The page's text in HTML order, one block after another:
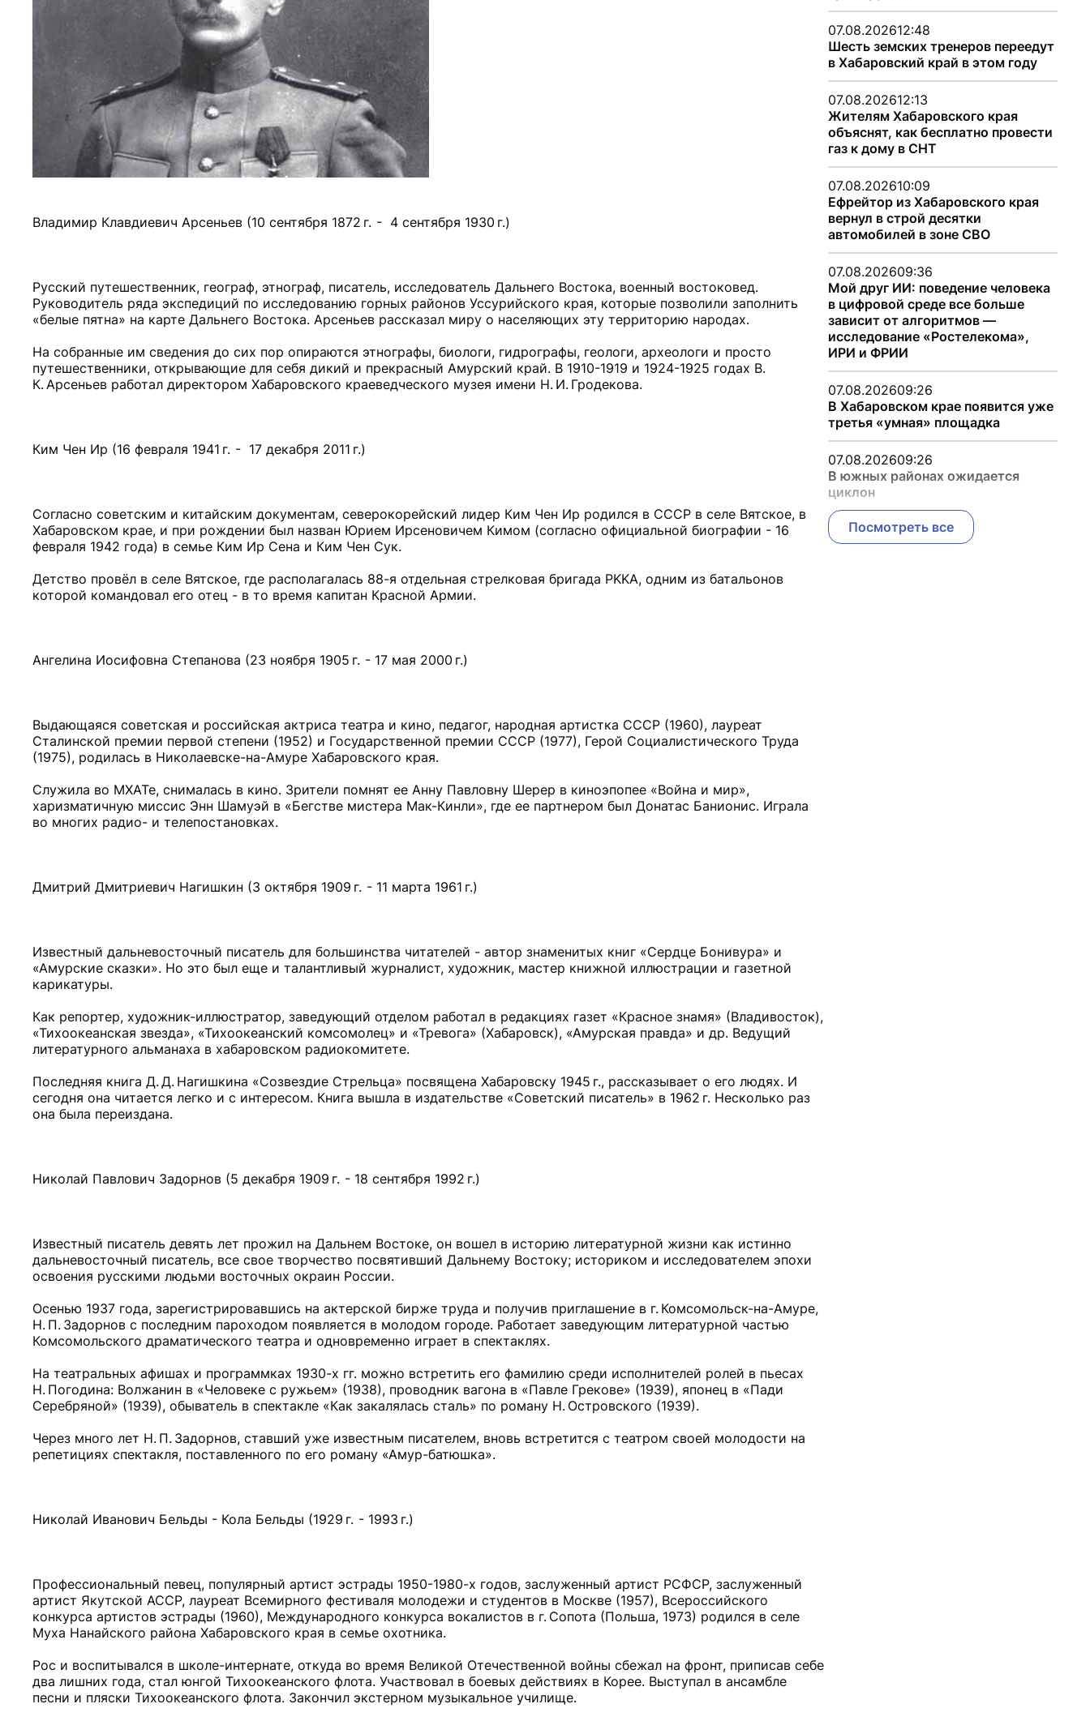
Владимир Клавдиевич Арсеньев (10 сентября 1872 г. - 4 сентября 1930 г.)
Русский путешественник, географ, этнограф, писатель, исследователь Дальнего Востока, военный востоковед.
Руководитель ряда экспедиций по исследованию горных районов Уссурийского края, которые позволили заполнить
«белые пятна» на карте Дальнего Востока. Арсеньев рассказал миру о населяющих эту территорию народах.
На собранные им сведения до сих пор опираются этнографы, биологи, гидрографы, геологи, археологи и просто
путешественники, открывающие для себя дикий и прекрасный Амурский край. В 1910-1919 и 1924-1925 годах В.
К. Арсеньев работал директором Хабаровского краеведческого музея имени Н. И. Гродекова.
Ким Чен Ир (16 февраля 1941 г. - 17 декабря 2011 г.)
Согласно советским и китайским документам, северокорейский лидер Ким Чен Ир родился в СССР в селе Вятское, в
Хабаровском крае, и при рождении был назван Юрием Ирсеновичем Кимом (согласно официальной биографии - 16
февраля 1942 года) в семье Ким Ир Сена и Ким Чен Сук.
Детство провёл в селе Вятское, где располагалась 88-я отдельная стрелковая бригада PKKA, одним из батальонов
которой командовал его отец - в то время капитан Красной Армии.
Ангелина Иосифовна Степанова (23 ноября 1905 г. - 17 мая 2000 г.)
Выдающаяся советская и российская актриса театра и кино, педагог, народная артистка СССР (1960), лауреат
Сталинской премии первой степени (1952) и Государственной премии СССР (1977), Герой Социалистического Труда
(1975), родилась в Николаевске-на-Амуре Хабаровского края.
Служила во МХАТе, снималась в кино. Зрители помнят ее Анну Павловну Шерер в киноэпопее «Война и мир»,
харизматичную миссис Энн Шамуэй в «Бегстве мистера Мак-Кинли», где ее партнером был Донатас Банионис. Играла
во многих радио- и телепостановках.
Дмитрий Дмитриевич Нагишкин (3 октября 1909 г. - 11 марта 1961 г.)
Известный дальневосточный писатель для большинства читателей - автор знаменитых книг «Сердце Бонивура» и
«Амурские сказки». Но это был еще и талантливый журналист, художник, мастер книжной иллюстрации и газетной
карикатуры.
Как репортер, художник-иллюстратор, заведующий отделом работал в редакциях газет «Красное знамя» (Владивосток),
«Тихоокеанская звезда», «Тихоокеанский комсомолец» и «Тревога» (Хабаровск), «Амурская правда» и др. Ведущий
литературного альманаха в хабаровском радиокомитете.
Последняя книга Д. Д. Нагишкина «Созвездие Стрельца» посвящена Хабаровску 1945 г., рассказывает о его людях. И
сегодня она читается легко и с интересом. Книга вышла в издательстве «Советский писатель» в 1962 г. Несколько раз
она была переиздана.
Николай Павлович Задорнов (5 декабря 1909 г. - 18 сентября 1992 г.)
Известный писатель девять лет прожил на Дальнем Востоке, он вошел в историю литературной жизни как истинно
дальневосточный писатель, все свое творчество посвятивший Дальнему Востоку; историком и исследователем эпохи
освоения русскими людьми восточных окраин России.
Осенью 1937 года, зарегистрировавшись на актерской бирже труда и получив приглашение в г. Комсомольск-на-Амуре,
Н. П. Задорнов с последним пароходом появляется в молодом городе. Работает заведующим литературной частью
Комсомольского драматического театра и одновременно играет в спектаклях.
На театральных афишах и программках 1930-х гг. можно встретить его фамилию среди исполнителей ролей в пьесах
Н. Погодина: Волжанин в «Человеке с ружьем» (1938), проводник вагона в «Павле Грекове» (1939), японец в «Пади
Серебряной» (1939), обыватель в спектакле «Как закалялась сталь» по роману Н. Островского (1939).
Через много лет Н. П. Задорнов, ставший уже известным писателем, вновь встретится с театром своей молодости на
репетициях спектакля, поставленного по его роману «Амур-батюшка».
Николай Иванович Бельды - Кола Бельды (1929 г. - 1993 г.)
Профессиональный певец, популярный артист эстрады 1950-1980-х годов, заслуженный артист РСФСР, заслуженный
артист Якутской АССР, лауреат Всемирного фестиваля молодежи и студентов в Москве (1957), Всероссийского
конкурса артистов эстрады (1960), Международного конкурса вокалистов в г. Сопота (Польша, 1973) родился в селе
Муха Нанайского района Хабаровского края в семье охотника.
Рос и воспитывался в школе-интернате, откуда во время Великой Отечественной войны сбежал на фронт, приписав себе
два лишних года, стал юнгой Тихоокеанского флота. Участвовал в боевых действиях в Корее. Выступал в ансамбле
песни и пляски Тихоокеанского флота. Закончил экстерном музыкальное училище.
07.08.202612:48
Шесть земских тренеров переедут
в Хабаровский край в этом году
07.08.202612:13
Жителям Хабаровского края
объяснят, как бесплатно провести
газ к дому в СНТ
07.08.202610:09
Ефрейтор из Хабаровского края
вернул в строй десятки
автомобилей в зоне СВО
07.08.202609:36
Мой друг ИИ: поведение человека
в цифровой среде все больше
зависит от алгоритмов —
исследование «Ростелекома»,
ИРИ и ФРИИ
07.08.202609:26
В Хабаровском крае появится уже
третья «умная» площадка
07.08.202609:26
В южных районах ожидается
циклон
Посмотреть все